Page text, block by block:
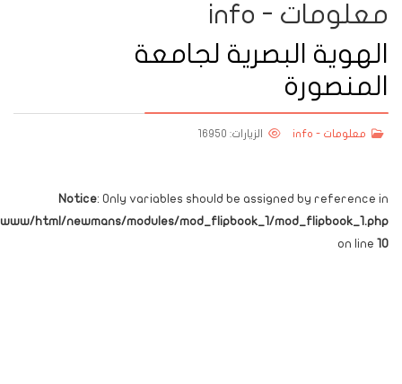
معلومات - info
الهوية البصرية لجامعة
المنصورة
معلومات - info الزيارات: 16950
Notice: Only variables should be assigned by reference in
html/newmans/modules/mod_flipbook_1/mod_flipbook_1.php
on line 10